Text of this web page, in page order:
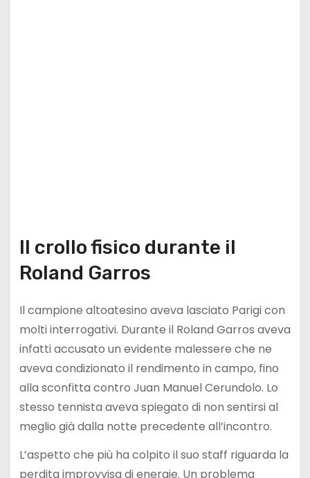
Il crollo fisico durante il
Roland Garros
Il campione altoatesino aveva lasciato Parigi con
molti interrogativi. Durante il Roland Garros aveva
infatti accusato un evidente malessere che ne
aveva condizionato il rendimento in campo, fino
alla sconfitta contro Juan Manuel Cerundolo. Lo
stesso tennista aveva spiegato di non sentirsi al
meglio già dalla notte precedente all’incontro.
L’aspetto che più ha colpito il suo staff riguarda la
perdita improvvisa di energie. Un problema